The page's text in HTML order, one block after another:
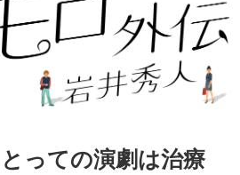
っての演劇は治療